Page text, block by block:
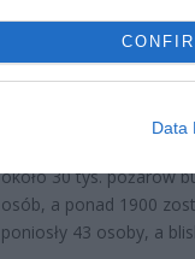
Data
około 30 tys. pożarów
osób, a ponad 1900
poniosły 43 osoby, a